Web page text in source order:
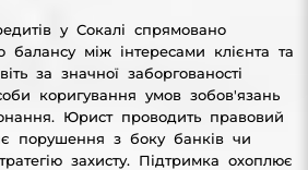
у Сокалі спрямовано
балансу між інтересами клієнта та
за значної заборгованості
коригування умов зобов'язань
Юрист проводить правовий
порушення з боку банків чи
захисту. Підтримка охоплює